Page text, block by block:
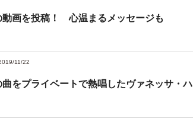
動画を投稿！ 心温まるメッセージも
11/22
曲をプライベートで熱唱したヴァネッサ・ハ